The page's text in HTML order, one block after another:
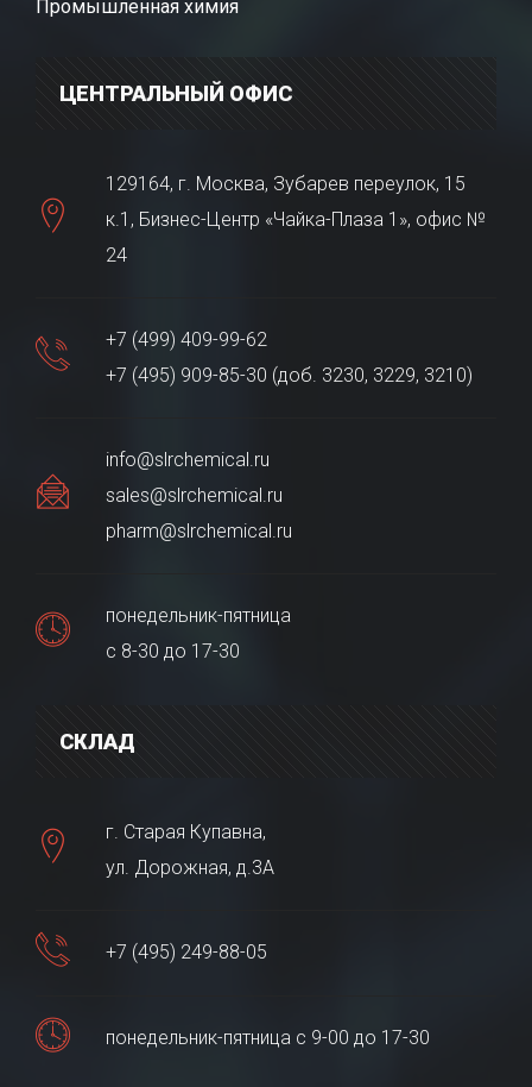
Промышленная химия
ЦЕНТРАЛЬНЫЙ ОФИС
129164, г. Москва, Зубарев переулок, 15
к.1, Бизнес-Центр «Чайка-Плаза 1», офис №
24
+7 (499) 409-99-62
+7 (495) 909-85-30 (доб. 3230, 3229, 3210)
info@slrchemical.ru
sales@slrchemical.ru
pharm@slrchemical.ru
понедельник-пятница
с 8-30 до 17-30
СКЛАД
г. Старая Купавна,
ул. Дорожная, д.3А
+7 (495) 249-88-05
понедельник-пятница с 9-00 до 17-30